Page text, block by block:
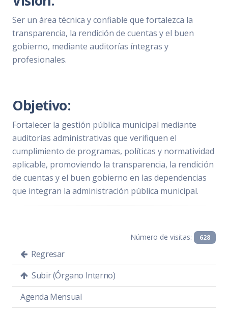
Ser un área técnica y confiable que fortalezca la
transparencia, la rendición de cuentas y el buen
gobierno, mediante auditorías íntegras y
profesionales.
Objetivo:
Fortalecer la gestión pública municipal mediante
auditorías administrativas que verifiquen el
cumplimiento de programas, políticas y normatividad
aplicable, promoviendo la transparencia, la rendición
de cuentas y el buen gobierno en las dependencias
que integran la administración pública municipal.
Número de visitas: 628
Regresar
Subir (Órgano Interno)
Agenda Mensual